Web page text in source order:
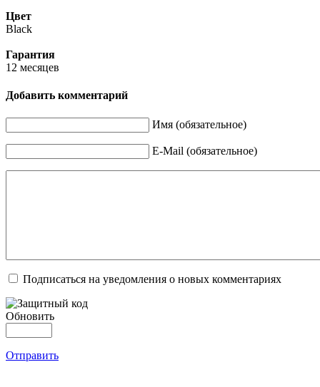
Цвет
Black
Гарантия
12 месяцев
Добавить комментарий
Имя (обязательное)
E-Mail (обязательное)
Подписаться на уведомления о новых комментариях
Обновить
Отправить